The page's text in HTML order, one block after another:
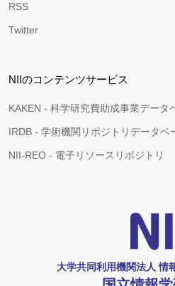
RSS
Twitter
NIIのコンテンツサービス
KAKEN - 科学研究費助成事業データ
IRDB - 学術機関リポジトリデータベ
NII-REO - 電子リソースリポジトリ
大学共同利用機関法人 情